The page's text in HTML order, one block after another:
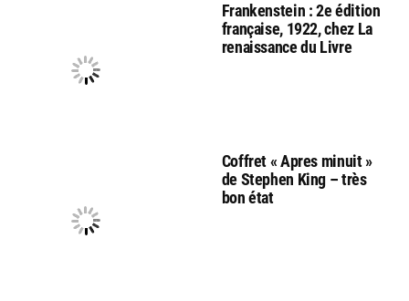
Frankenstein : 2e édition
française, 1922, chez La
renaissance du Livre
Coffret « Apres minuit »
de Stephen King – très
bon état